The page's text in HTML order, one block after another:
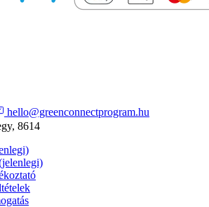
hello@greenconnectprogram.hu
8614